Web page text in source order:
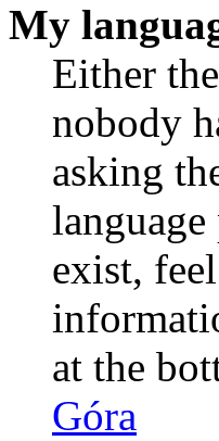
My
Either
nobody
asking
exist,
at the
Góra